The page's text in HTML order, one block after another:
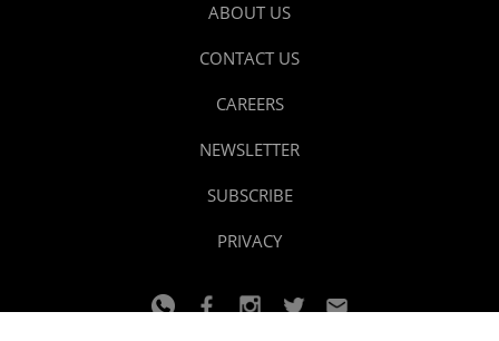
ABOUT US
CONTACT US
CAREERS
NEWSLETTER
SUBSCRIBE
PRIVACY